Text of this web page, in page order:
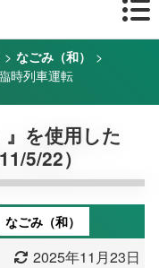
> なごみ（和）
>
時列車運転
を使用した
5/22）
なごみ（和）
2025年11月23日